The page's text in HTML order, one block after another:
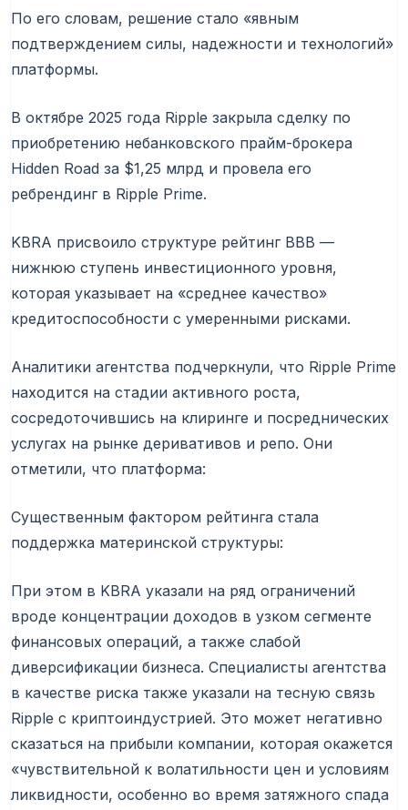
По его словам, решение стало «явным
подтверждением силы, надежности и технологий»
платформы.
В октябре 2025 года Ripple закрыла сделку по
приобретению небанковского прайм-брокера
Hidden Road за $1,25 млрд и провела его
ребрендинг в Ripple Prime.
KBRA присвоило структуре рейтинг BBB —
нижнюю ступень инвестиционного уровня,
которая указывает на «среднее качество»
кредитоспособности с умеренными рисками.
Аналитики агентства подчеркнули, что Ripple Prime
находится на стадии активного роста,
сосредоточившись на клиринге и посреднических
услугах на рынке деривативов и репо. Они
отметили, что платформа:
Существенным фактором рейтинга стала
поддержка материнской структуры:
При этом в KBRA указали на ряд ограничений
вроде концентрации доходов в узком сегменте
финансовых операций, а также слабой
диверсификации бизнеса. Специалисты агентства
в качестве риска также указали на тесную связь
Ripple с криптоиндустрией. Это может негативно
сказаться на прибыли компании, которая окажется
«чувствительной к волатильности цен и условиям
ликвидности, особенно во время затяжного спада